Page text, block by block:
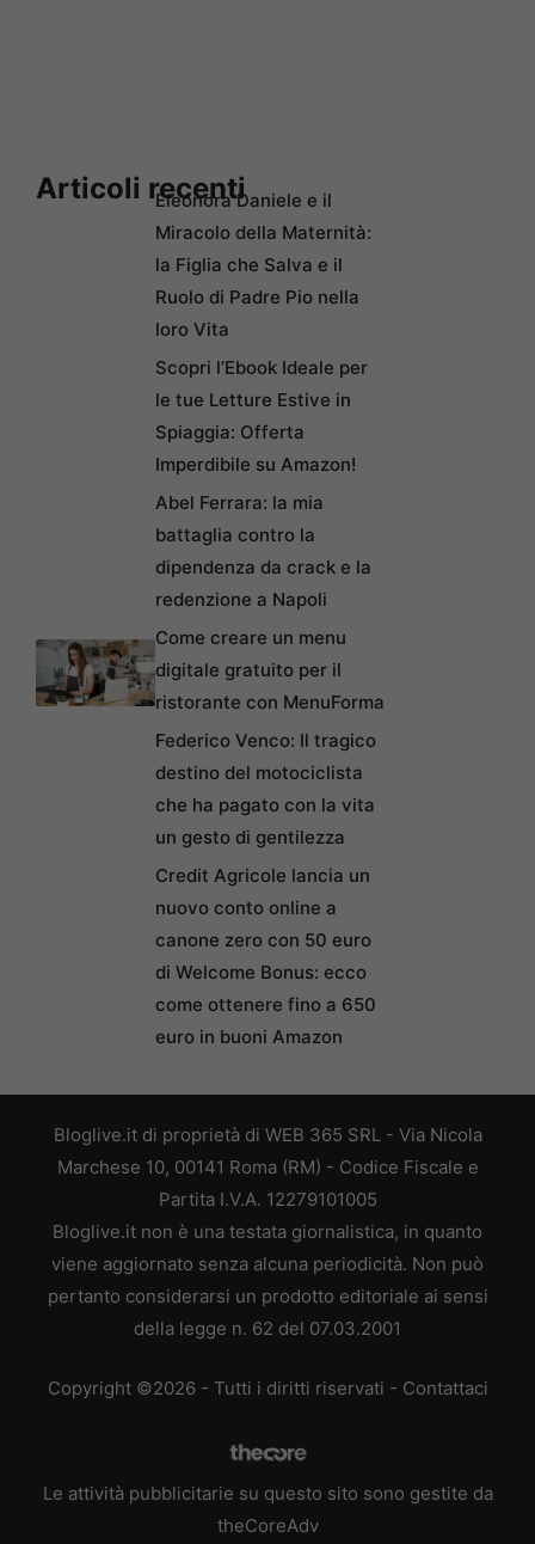
Articoli recentiEleonora Daniele e il
Miracolo della Maternità:
la Figlia che Salva e il
Ruolo di Padre Pio nella
loro Vita
Scopri l’Ebook Ideale per
le tue Letture Estive in
Spiaggia: Offerta
Imperdibile su Amazon!
Abel Ferrara: la mia
battaglia contro la
dipendenza da crack e la
redenzione a Napoli
Come creare un menu
digitale gratuito per il
ristorante con MenuForma
Federico Venco: Il tragico
destino del motociclista
che ha pagato con la vita
un gesto di gentilezza
Credit Agricole lancia un
nuovo conto online a
canone zero con 50 euro
di Welcome Bonus: ecco
come ottenere fino a 650
euro in buoni Amazon
Bloglive.it di proprietà di WEB 365 SRL - Via Nicola
Marchese 10, 00141 Roma (RM) - Codice Fiscale e
Partita I.V.A. 12279101005
Bloglive.it non è una testata giornalistica, in quanto
viene aggiornato senza alcuna periodicità. Non può
pertanto considerarsi un prodotto editoriale ai sensi
della legge n. 62 del 07.03.2001
Copyright ©2026 - Tutti i diritti riservati - Contattaci
Le attività pubblicitarie su questo sito sono gestite da
theCoreAdv